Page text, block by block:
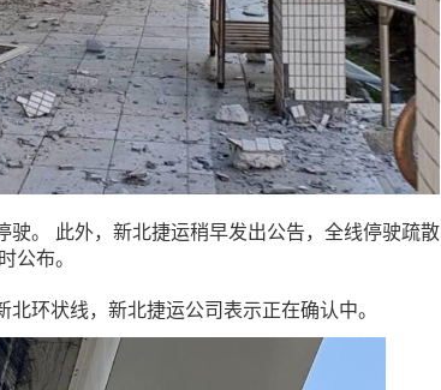
。 此外，新北捷运稍早发出公告，全线停驶疏散
公布。
环状线，新北捷运公司表示正在确认中。